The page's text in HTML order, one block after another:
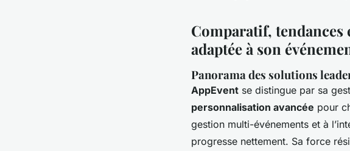
Comparatif,
adaptée à son
Panorama des solutions
AppEvent se distingue par sa
personnalisation avancée pour
gestion multi-événements et à
progresse nettement. Sa force